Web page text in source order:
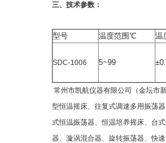
三、技术参数：
型号 温度范围℃ 温
SDC-1006 5~99
常州市凯航仪器有限公司（金坛市
型恒温摇床、往复式调速多用振荡
式恒温振荡器、恒温培养摇床、台
器、漩涡混合器、旋转振荡器、快